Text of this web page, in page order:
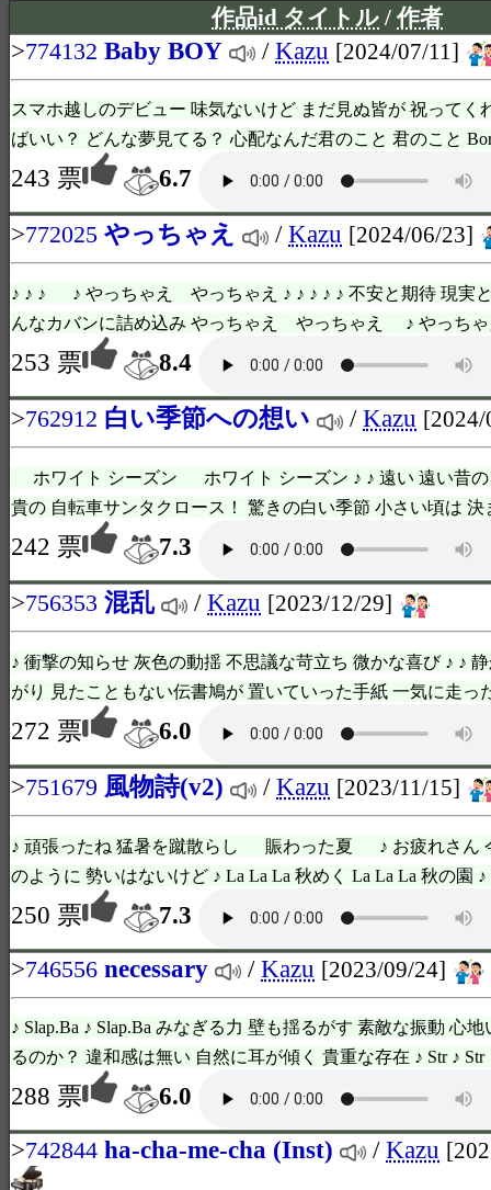
作品id タイトル /作者
>774132 Baby BOY /Kazu [2024/07/11]
スマホ越しのデビュー 味気ないけど まだ見ぬ皆が 祝ってく
ばいい？ どんな夢見てる？ 心配なんだ君のこと 君のこと
243 票
6.7
>772025 やっちゃえ /Kazu [2024/06/23]
♪ ♪ ♪ ♪ やっちゃえ やっちゃえ ♪ ♪ ♪ ♪ ♪ 不安と期待 現実
んなカバンに詰め込み やっちゃえ やっちゃえ ♪ やっち
253 票
8.4
>762912 白い季節への想い /Kazu
ホワイト シーズン ホワイト シーズン ♪ ♪ 遠い 遠い昔の
貴の 自転車サンタクロース！ 驚きの白い季節 小さい頃は 決
242 票
7.3
>756353 混乱 /Kazu [2023/12/29]
♪ 衝撃の知らせ 灰色の動揺 不思議な苛立ち 微かな喜び ♪ ♪
がり 見たこともない伝書鳩が 置いていった手紙 一気に走っ
272 票
6.0
>751679 風物詩(v2) /Kazu [2023/11/15]
♪ 頑張ったね 猛暑を蹴散らし 賑わった夏 ♪ お疲れさん
のように 勢いはないけど ♪ La La La 秋めく La La La 秋の園 ♪
250 票
7.3
>746556 necessary /Kazu [2023/09/24]
♪ Slap.Ba ♪ Slap.Ba みなぎる力 壁も揺るがす 素敵な振動 心
るのか？ 違和感は無い 自然に耳が傾く 貴重な存在 ♪ Str ♪ Str
288 票
6.0
>742844 ha-cha-me-cha (Inst) /Kazu